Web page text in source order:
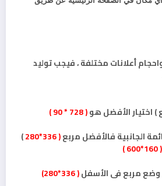
أعلانات مختلفة ، فيجب توليد
) اختيار الأفضل هو( 728 * 90 )
الجانبية فالأفضل مربع( 336*280
)
( 160*600 )
مربع فى الأسفل( 336*280)